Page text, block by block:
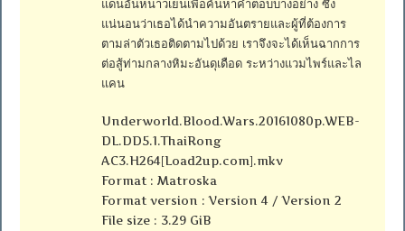
แดนอันหนาวเย็นเพื่อค้นหาคำตอบบางอย่าง ซึ่ง
แน่นอนว่าเธอได้นำความอันตรายและผู้ที่ต้องการ
ตามล่าตัวเธอติดตามไปด้วย เราจึงจะได้เห็นฉากการ
ต่อสู้ท่ามกลางหิมะอันดุเดือด ระหว่างแวมไพร์และไล
แคน
Underworld.Blood.Wars.20161080p.WEB-
DL.DD5.1.ThaiRong
AC3.H264[Load2up.com].mkv
Format : Matroska
Format version : Version 4 / Version 2
File size : 3.29 GiB